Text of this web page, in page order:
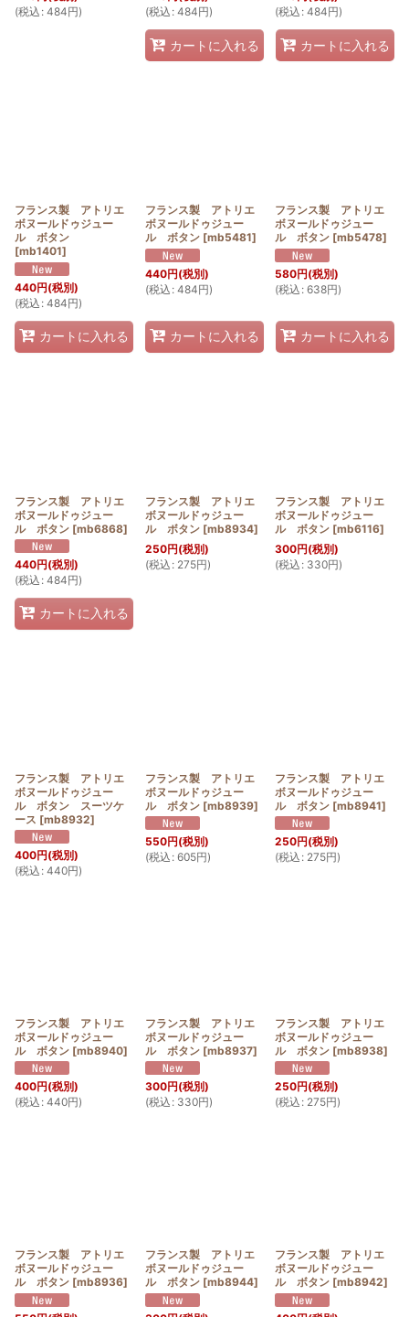
(税込 : 484円)
(税込 : 484円)
カートに入れる
(税込 : 484円)
カートに入れる
フランス製 アトリエ
ボヌールドゥジュー
ル ボタン
[mb1401]
440円(税別)
(税込 : 484円)
カートに入れる
フランス製 アトリエ
ボヌールドゥジュー
ル ボタン [mb5481]
440円(税別)
(税込 : 484円)
カートに入れる
フランス製 アトリエ
ボヌールドゥジュー
ル ボタン [mb5478]
580円(税別)
(税込 : 638円)
カートに入れる
フランス製 アトリエ
ボヌールドゥジュー
ル ボタン [mb6868]
440円(税別)
(税込 : 484円)
カートに入れる
フランス製 アトリエ
ボヌールドゥジュー
ル ボタン [mb8934]
250円(税別)
(税込 : 275円)
フランス製 アトリエ
ボヌールドゥジュー
ル ボタン [mb6116]
300円(税別)
(税込 : 330円)
フランス製 アトリエ
ボヌールドゥジュー
ル ボタン スーツケ
ース [mb8932]
400円(税別)
(税込 : 440円)
フランス製 アトリエ
ボヌールドゥジュー
ル ボタン [mb8939]
550円(税別)
(税込 : 605円)
フランス製 アトリエ
ボヌールドゥジュー
ル ボタン [mb8941]
250円(税別)
(税込 : 275円)
フランス製 アトリエ
ボヌールドゥジュー
ル ボタン [mb8940]
400円(税別)
(税込 : 440円)
フランス製 アトリエ
ボヌールドゥジュー
ル ボタン [mb8937]
300円(税別)
(税込 : 330円)
フランス製 アトリエ
ボヌールドゥジュー
ル ボタン [mb8938]
250円(税別)
(税込 : 275円)
フランス製 アトリエ
ボヌールドゥジュー
ル ボタン [mb8936]
フランス製 アトリエ
ボヌールドゥジュー
ル ボタン [mb8944]
フランス製 アトリエ
ボヌールドゥジュー
ル ボタン [mb8942]